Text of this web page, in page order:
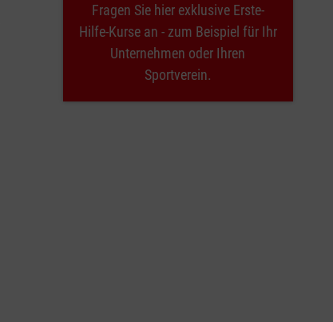
Fragen Sie hier exklusive Erste-
Hilfe-Kurse an - zum Beispiel für Ihr
Unternehmen oder Ihren
Sportverein.